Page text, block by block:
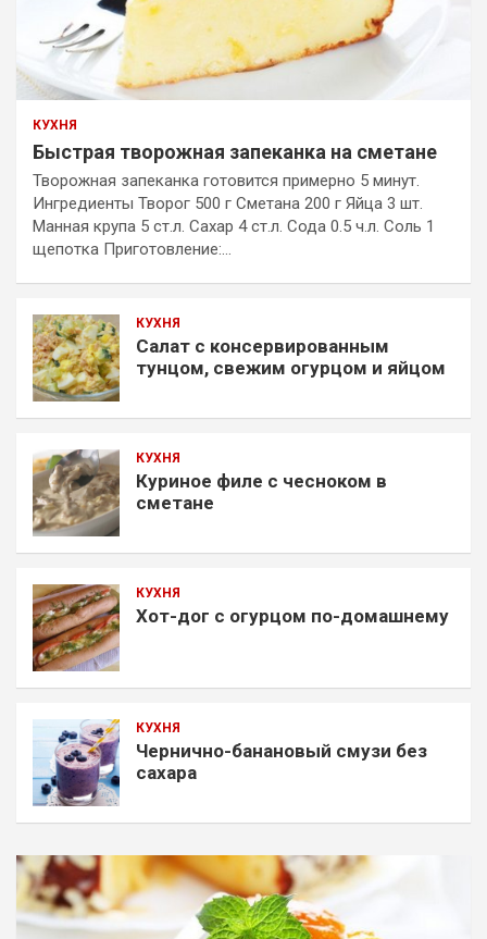
КУХНЯ
Быстрая творожная запеканка на сметане
Творожная запеканка готовится примерно 5 минут.
Ингредиенты Творог 500 г Сметана 200 г Яйца 3 шт.
Манная крупа 5 ст.л. Сахар 4 ст.л. Сода 0.5 ч.л. Соль 1
щепотка Приготовление:…
КУХНЯ
Салат с консервированным
тунцом, свежим огурцом и яйцом
КУХНЯ
Куриное филе с чесноком в
сметане
КУХНЯ
Хот-дог с огурцом по-домашнему
КУХНЯ
Чернично-банановый смузи без
сахара